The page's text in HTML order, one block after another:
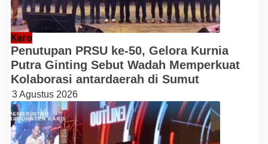
Karo
Penutupan PRSU ke-50, Gelora Kurnia
Putra Ginting Sebut Wadah Memperkuat
Kolaborasi antardaerah di Sumut
3 Agustus 2026